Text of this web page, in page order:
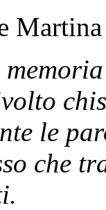
Martina
le
che